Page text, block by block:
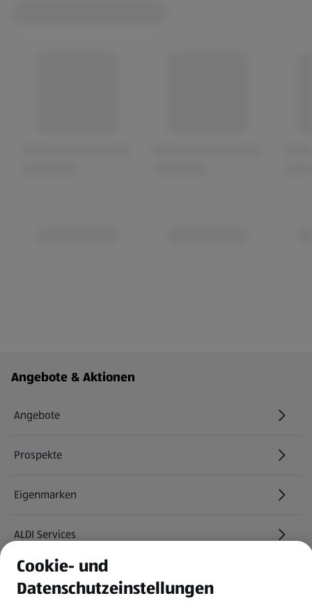
Fußzeilenmenü - weitere Links
Angebote & Aktionen
Angebote
Prospekte
Eigenmarken
ALDI Services
Newsletter
Cookie- und
Datenschutzeinstellungen